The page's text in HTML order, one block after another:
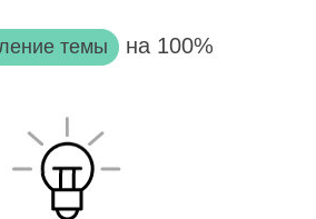
темы на 100%